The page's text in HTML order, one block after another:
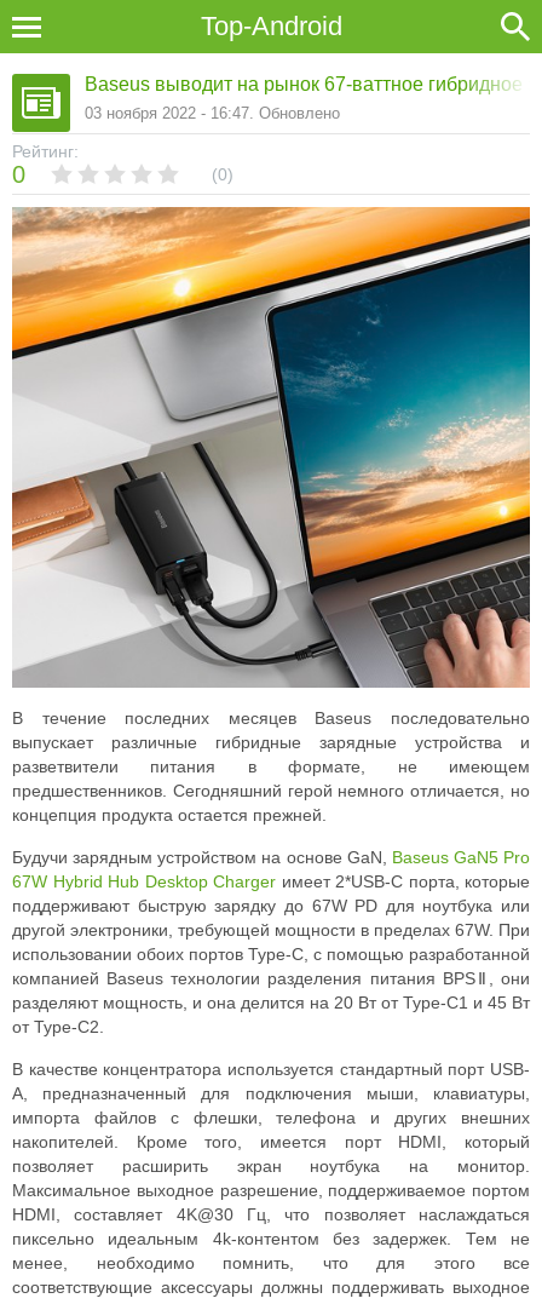
Top-Android
Рейтинг:
0 0
Baseus выводит на рынок 67-ваттное гибридное
03 ноября 2022 - 16:47. Обновлено
В течение последних месяцев Baseus последовательно
выпускает различные гибридные зарядные устройства и
разветвители питания в формате, не имеющем
предшественников. Сегодняшний герой немного отличается, но
концепция продукта остается прежней.
Будучи зарядным устройством на основе GaN, Baseus GaN5 Pro
67W Hybrid Hub Desktop Charger имеет 2*USB-C порта, которые
поддерживают быструю зарядку до 67W PD для ноутбука или
другой электроники, требующей мощности в пределах 67W. При
использовании обоих портов Type-C, с помощью разработанной
компанией Baseus технологии разделения питания BPSⅡ, они
разделяют мощность, и она делится на 20 Вт от Type-C1 и 45 Вт
от Type-C2.
В качестве концентратора используется стандартный порт USB-
A, предназначенный для подключения мыши, клавиатуры,
импорта файлов с флешки, телефона и других внешних
накопителей. Кроме того, имеется порт HDMI, который
позволяет расширить экран ноутбука на монитор.
Максимальное выходное разрешение, поддерживаемое портом
HDMI, составляет 4K@30 Гц, что позволяет наслаждаться
пиксельно идеальным 4k-контентом без задержек. Тем не
менее, необходимо помнить, что для этого все
соответствующие аксессуары должны поддерживать выходное